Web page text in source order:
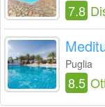
7.8
Puglia
8.5